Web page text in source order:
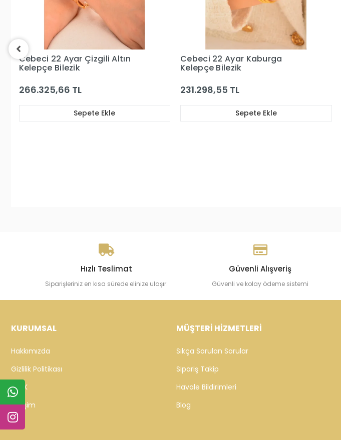
Cebeci 22 Ayar Kaburga
Kelepçe Bilezik
231.298,55 TL
Sepete Ekle
Hızlı Teslimat
Siparişleriniz en kısa sürede elinize ulaşır.
Güvenli Alışveriş
Güvenli ve kolay ödeme sistemi
KURUMSAL
Hakkımızda
Gizlilik Politikası
KVKK
İletişim
MÜŞTERİ HİZMETLERİ
Sıkça Sorulan Sorular
Sipariş Takip
Havale Bildirimleri
Blog